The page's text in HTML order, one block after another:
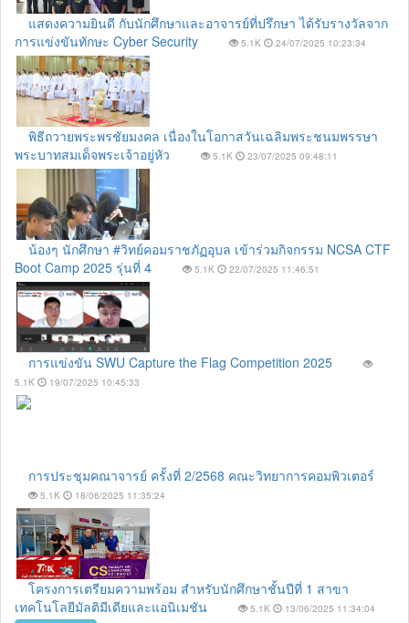
แสดงความยินดี กับนักศึกษาและอาจารย์ที่ปรึกษา ได้รับรางวัลจาก
การแข่งขันทักษะ Cyber Security
5.1K 24/07/2025 10:23:34
พิธีถวายพระพรชัยมงคล เนื่องในโอกาสวันเฉลิมพระชนมพรรษา
พระบาทสมเด็จพระเจ้าอยู่หัว
5.1K 23/07/2025 09:48:11
น้องๆ นักศึกษา #วิทย์คอมราชภัฏอุบล เข้าร่วมกิจกรรม NCSA CTF
Boot Camp 2025 รุ่นที่ 4
5.1K 22/07/2025 11:46:51
การแข่งขัน SWU Capture the Flag Competition 2025
5.1K 19/07/2025 10:45:33
การประชุมคณาจารย์ ครั้งที่ 2/2568 คณะวิทยาการคอมพิวเตอร์
5.1K 18/06/2025 11:35:24
โครงการเตรียมความพร้อม สำหรับนักศึกษาชั้นปีที่ 1 สาขา
เทคโนโลยีมัลติมีเดียและแอนิเมชัน
5.1K 13/06/2025 11:34:04